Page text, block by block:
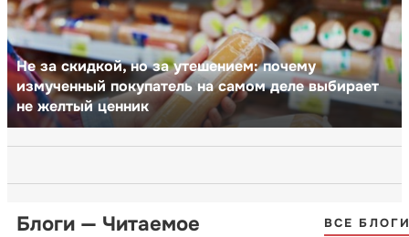
Не за скидкой, но за утешением: почему
измученный покупатель на самом деле выбирает
не желтый ценник
Блоги — Читаемое ВСЕ